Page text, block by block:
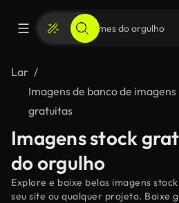
Lar
Imagens de banco de imagens
gratuitas
Imagens stock
do orgulho
Explore e baixe belas imagens
seu site ou qualquer projeto. Baixe